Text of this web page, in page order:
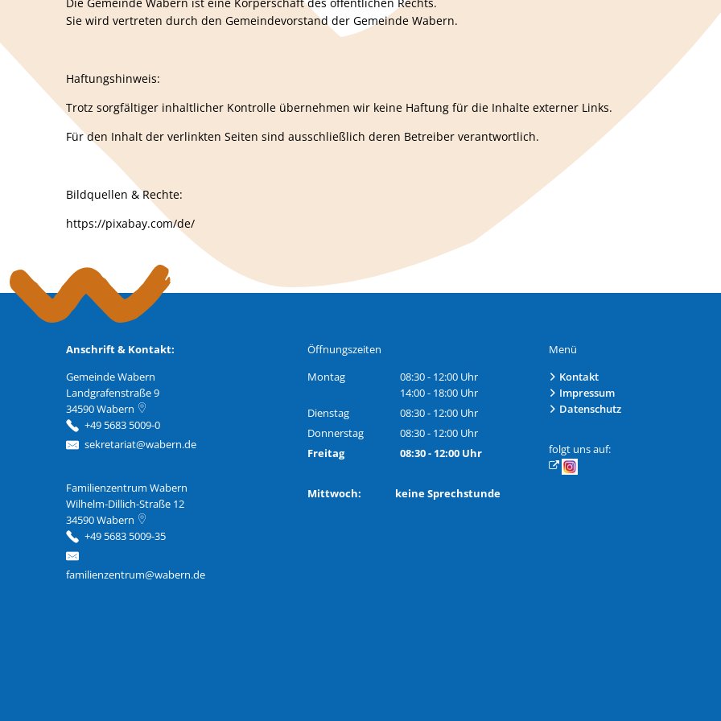
Sie wird vertreten durch den Gemeindevorstand der Gemeinde Wabern.
Haftungshinweis:
Trotz sorgfältiger inhaltlicher Kontrolle übernehmen wir keine Haftung für die Inhalte externer Links.
Für den Inhalt der verlinkten Seiten sind ausschließlich deren Betreiber verantwortlich.
Bildquellen & Rechte:
https://pixabay.com/de/
Anschrift & Kontakt:
Gemeinde Wabern
Landgrafenstraße 9
34590Wabern
+49 5683 5009-0
sekretariat@wabern.de
Familienzentrum Wabern
Familienzentrum Wabern
Wilhelm-Dillich-Straße 12
34590Wabern
+49 5683 5009-35
familienzentrum@wabern.de
Öffnungszeiten
Montag
08:30- 12:00 Uhr
Von 08:30 bis 12:00 Uhr
14:00- 18:00 Uhr
Von 14:00 bis 18:00 Uhr
Dienstag 08:30- 12:00 Uhr
Von 08:30 bis 12:00 Uhr
Donnerstag 08:30- 12:00 Uhr
Von 08:30 bis 12:00 Uhr
Freitag 08:30- 12:00 Uhr
Mittwoch: keine Sprechstunde
Menü
Kontakt
Impressum
Datenschutz
folgt uns auf: